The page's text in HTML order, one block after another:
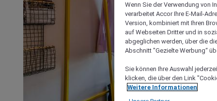
Wenn Sie der Verwendung von
verarbeitet Accor Ihre E-Mail-
Version, kombiniert mit Ihren
auf Webseiten Dritter und in
abgeglichen werden, über die
Abschnitt "Gezielte Werbung“
Sie können Ihre Auswahl
klicken, die über den Link
Weitere Informationen